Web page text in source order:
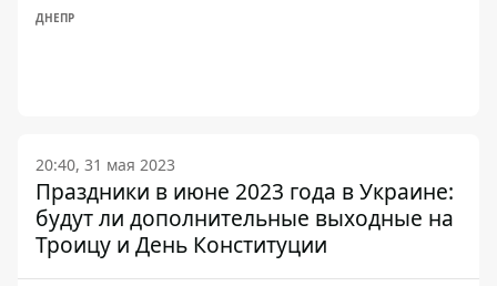
ДНЕПР
20:40, 31 мая 2023
Праздники в июне 2023 года в Украине:
будут ли дополнительные выходные на
Троицу и День Конституции